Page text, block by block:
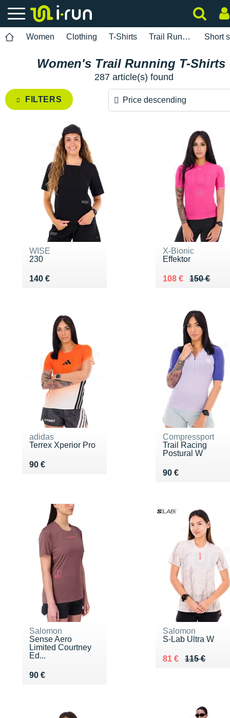
Women Clothing T-Shirts Trail Running Short
Women's Trail Running T-Shirts
287 article(s) found
FILTERS Price descending
WISE
230
140 €
Vendu 140 €
X-Bionic
Effektor
150 €
Au lieu de 150 €
108 €
Vendu 108 €
adidas
Terrex Xperior Pro
90 €
Vendu 90 €
Compressport
Trail Racing
Postural W
90 €
Vendu 90 €
Salomon
Sense Aero
Limited Courtney
Ed...
90 €
Vendu 90 €
Salomon
S-Lab Ultra W
115 €
Au lieu de 115 €
81 €
Vendu 81 €